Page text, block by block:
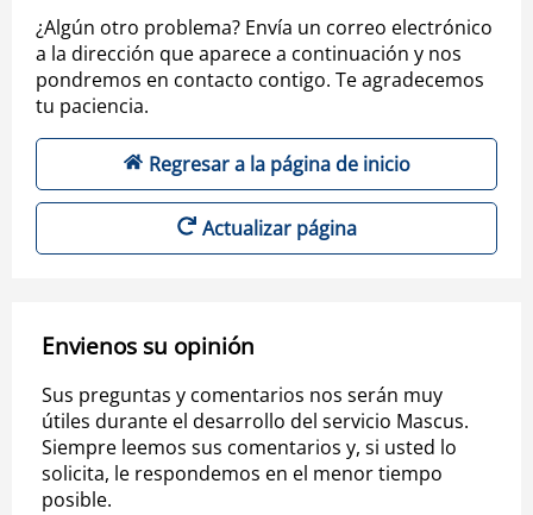
¿Algún otro problema? Envía un correo electrónico
a la dirección que aparece a continuación y nos
pondremos en contacto contigo. Te agradecemos
tu paciencia.
Regresar a la página de inicio
Actualizar página
Envienos su opinión
Sus preguntas y comentarios nos serán muy
útiles durante el desarrollo del servicio Mascus.
Siempre leemos sus comentarios y, si usted lo
solicita, le respondemos en el menor tiempo
posible.